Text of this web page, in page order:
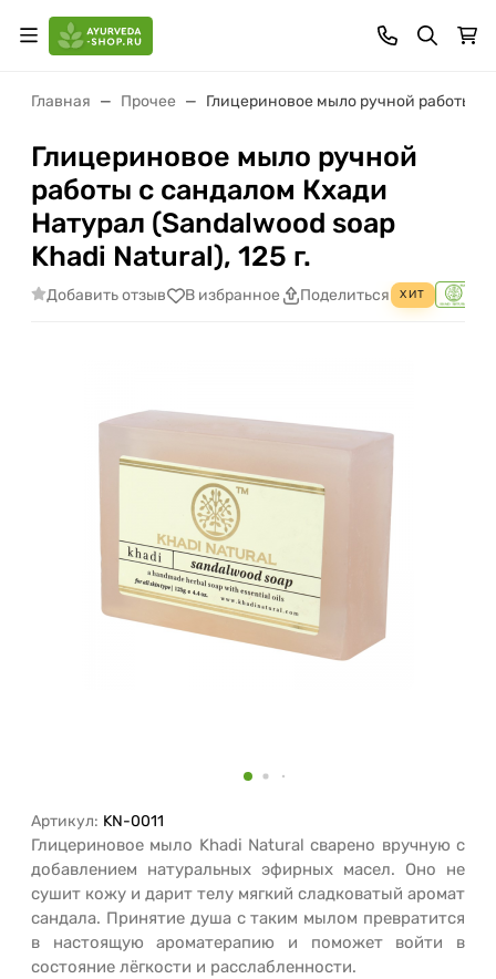
Главная Прочее Глицериновое мыло ручной работы с
Глицериновое мыло ручной
работы с сандалом Кхади
Натурал (Sandalwood soap
Khadi Natural), 125 г.
Добавить отзыв В избранное Поделиться ХИТ
Артикул: KN-0011
Глицериновое мыло Khadi Natural сварено вручную с
добавлением натуральных эфирных масел. Оно не
сушит кожу и дарит телу мягкий сладковатый аромат
сандала. Принятие душа с таким мылом превратится
в настоящую ароматерапию и поможет войти в
состояние лёгкости и расслабленности.